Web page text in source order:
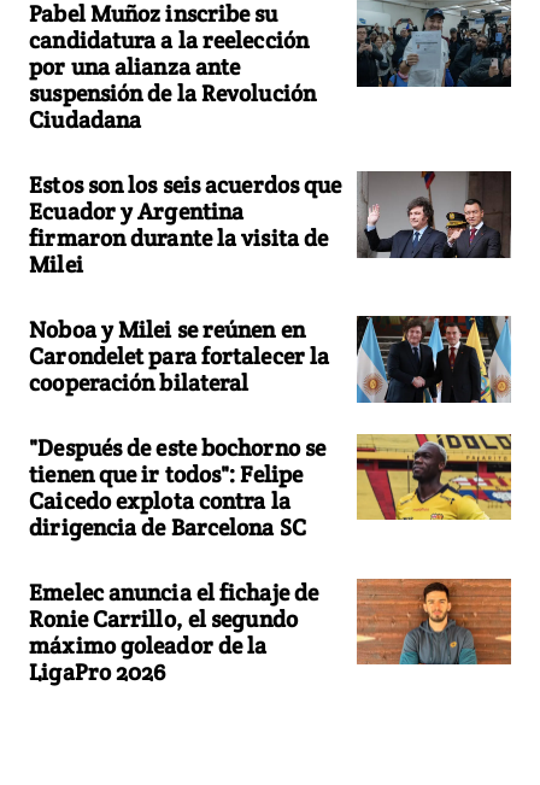
Pabel Muñoz inscribe su
candidatura a la reelección
por una alianza ante
suspensión de la Revolución
Ciudadana
Estos son los seis acuerdos que
Ecuador y Argentina
firmaron durante la visita de
Milei
Noboa y Milei se reúnen en
Carondelet para fortalecer la
cooperación bilateral
"Después de este bochorno se
tienen que ir todos": Felipe
Caicedo explota contra la
dirigencia de Barcelona SC
Emelec anuncia el fichaje de
Ronie Carrillo, el segundo
máximo goleador de la
LigaPro 2026